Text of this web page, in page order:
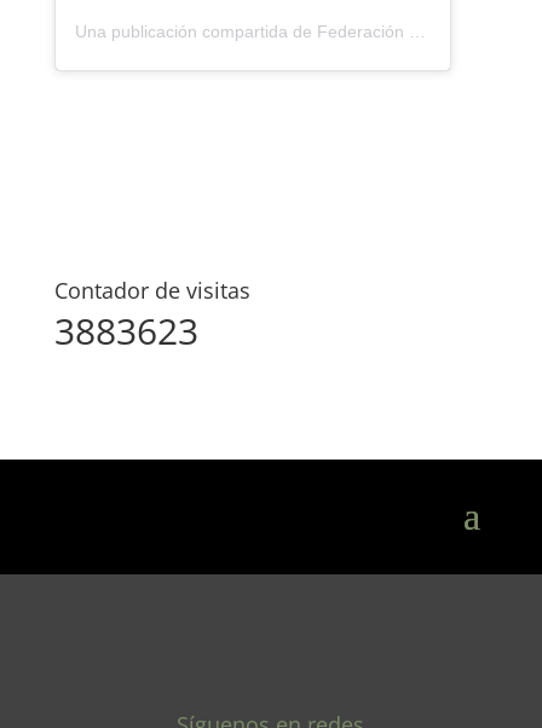
Una publicación compartida de Federación Montañismo Tenerife (@federacion_montanismo_tenerife)
Contador de visitas
3883623